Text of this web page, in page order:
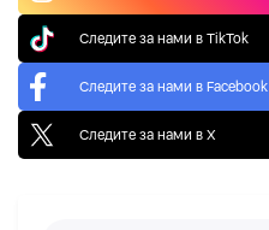
Следите за нами в TikTok
Следите за нами в Facebook
Следите за нами в X